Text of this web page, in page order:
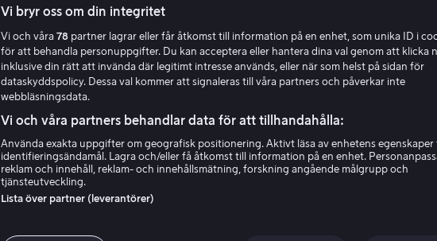
J C
Jade Croot
Vi bryr oss om din integritet
Vi och våra 78 partner lagrar eller får åtkomst till information på en enhet, som unika ID i
för att behandla personuppgifter. Du kan acceptera eller hantera dina val genom att klicka
inklusive din rätt att invända där legitimt intresse används, eller när som helst på sidan för
dataskyddspolicy. Dessa val kommer att signaleras till våra partners och påverkar inte
webbläsningsdata.
Vi och våra partners behandlar data för att tillhandahålla:
Använda exakta uppgifter om geografisk positionering. Aktivt läsa av enhetens egenskaper
identifieringsändamål. Lagra och/eller få åtkomst till information på en enhet.
reklam och innehåll, reklam- och innehållsmätning, forskning angående målgrupp och
tjänsteutveckling.
Lista över partner (leverantörer)